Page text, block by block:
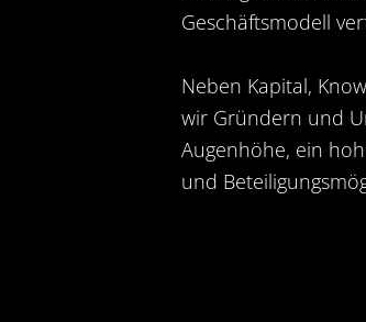
Geschäftsmodell
Neben Kapital,
wir Gründern und
Augenhöhe, ein
und